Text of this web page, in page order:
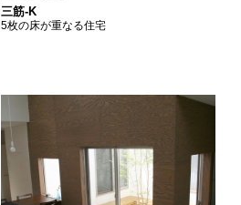
三筋-K
5枚の床が重なる住宅